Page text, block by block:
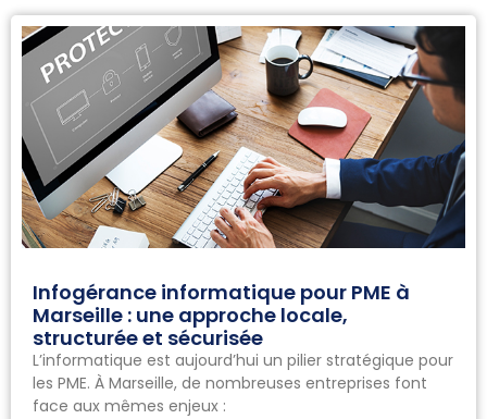
Infogérance informatique pour PME à
Marseille : une approche locale,
structurée et sécurisée
L’informatique est aujourd’hui un pilier stratégique pour
les PME. À Marseille, de nombreuses entreprises font
face aux mêmes enjeux :